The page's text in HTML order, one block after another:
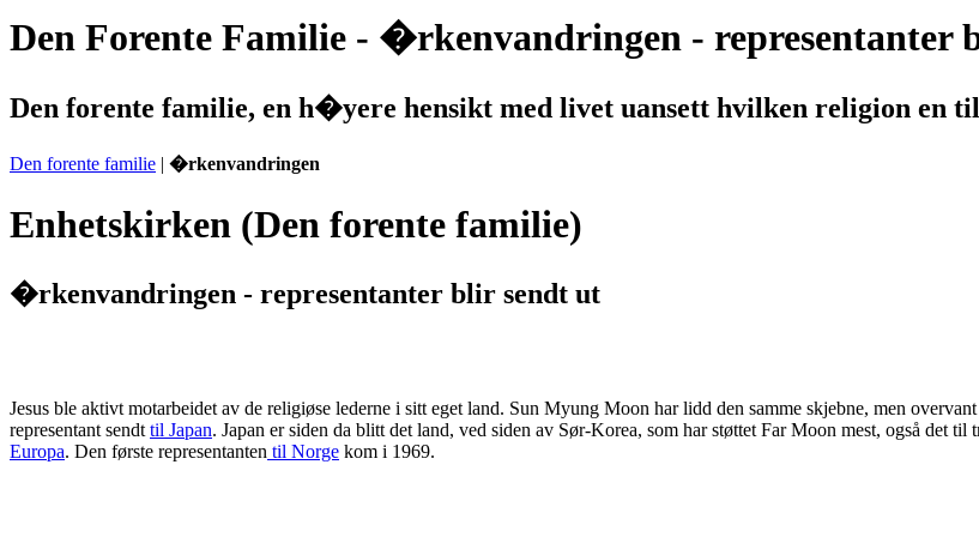
Den Forente Familie - �rkenvandringen - representanter
Den forente familie, en h�yere hensikt med livet uansett hvilken religion en
Den forente familie | �rkenvandringen
Enhetskirken (Den forente familie)
�rkenvandringen - representanter blir sendt ut
Jesus ble aktivt motarbeidet av de religiøse lederne i sitt eget land. Sun Myung Moon har lidd den samme skjebne, men
representant sendt til Japan. Japan er siden da blitt det land, ved siden av Sør-Korea, som har støttet Far Moon mest, også det
Europa. Den første representanten til Norge kom i 1969.